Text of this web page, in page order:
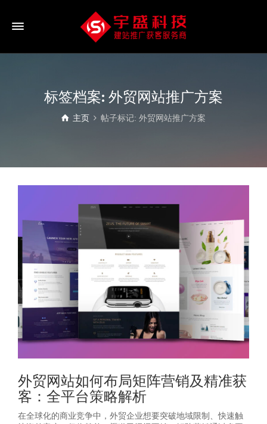
标签档案: 外贸网站推广方案
主页 帖子标记: 外贸网站推广方案
外贸网站如何布局矩阵营销及精准获
客：全平台策略解析
在全球化的商业竞争中，外贸企业想要突破地域限制、快速触